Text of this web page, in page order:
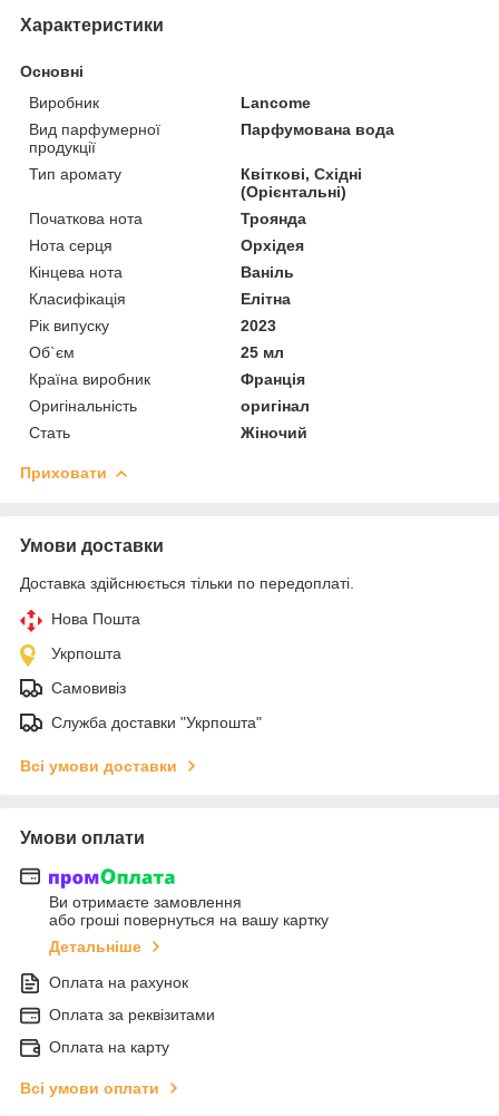
Характеристики
Основні
Виробник
Lancome
Вид парфумерної
продукції
Парфумована вода
Тип аромату
Квіткові, Східні
(Орієнтальні)
Початкова нота
Троянда
Нота серця
Орхідея
Кінцева нота
Ваніль
Класифікація
Елітна
Рік випуску
2023
Об`єм
25 мл
Країна виробник
Франція
Оригінальність
оригінал
Стать
Жіночий
Приховати
Умови доставки
Доставка здійснюється тільки по передоплаті.
Нова Пошта
Укрпошта
Самовивіз
Служба доставки "Укрпошта"
Всі умови доставки
Умови оплати
Ви отримаєте замовлення
або гроші повернуться на вашу картку
Детальніше
Оплата на рахунок
Оплата за реквізитами
Оплата на карту
Всі умови оплати